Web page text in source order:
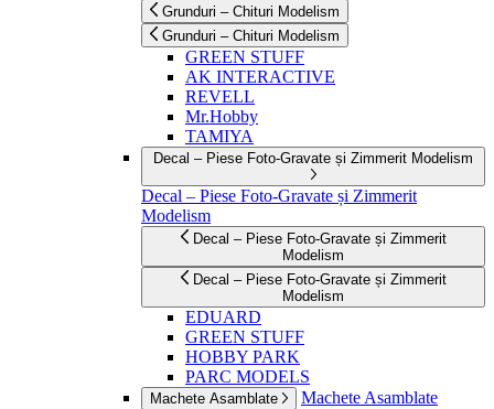
Grunduri – Chituri Modelism
Grunduri – Chituri Modelism
GREEN STUFF
AK INTERACTIVE
REVELL
Mr.Hobby
TAMIYA
Decal – Piese Foto-Gravate și Zimmerit Modelism
Decal – Piese Foto-Gravate și Zimmerit
Modelism
Decal – Piese Foto-Gravate și Zimmerit
Modelism
Decal – Piese Foto-Gravate și Zimmerit
Modelism
EDUARD
GREEN STUFF
HOBBY PARK
PARC MODELS
Machete Asamblate Machete Asamblate